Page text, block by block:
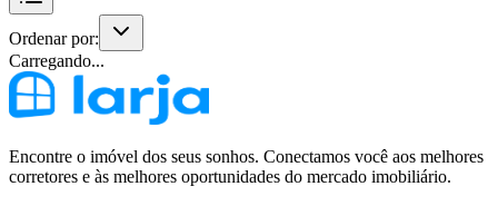
Ordenar por:
Carregando...
Encontre o imóvel dos seus sonhos. Conectamos você aos melhores
corretores e às melhores oportunidades do mercado imobiliário.